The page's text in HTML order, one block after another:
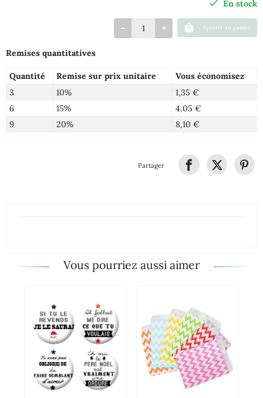
En stock
Ajouter au panier
Remises quantitatives
Quantité Remise sur prix unitaire
Vous économisez
3
10%
1,35 €
6
15%
4,05 €
9
20% 8,10 €
Partager
Vous pourriez aussi aimer